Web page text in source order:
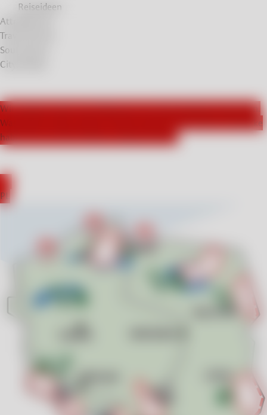
Reiseideen
Attraktionen
Travel Stories
Soul Stories
City Breaks
Wir arbeiten aktiv mit Influencern aus Deutschland zusammen.
Was haben unsere Gäste in Polen besucht und welche Eindrücke
haben sie von ihren Reisen mitgenommen?
EN
PL